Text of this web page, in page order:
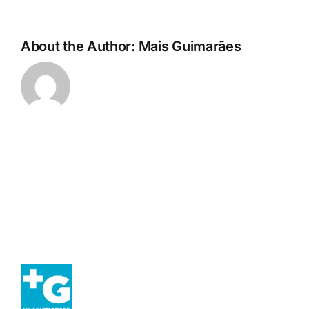
About the Author: Mais Guimarães